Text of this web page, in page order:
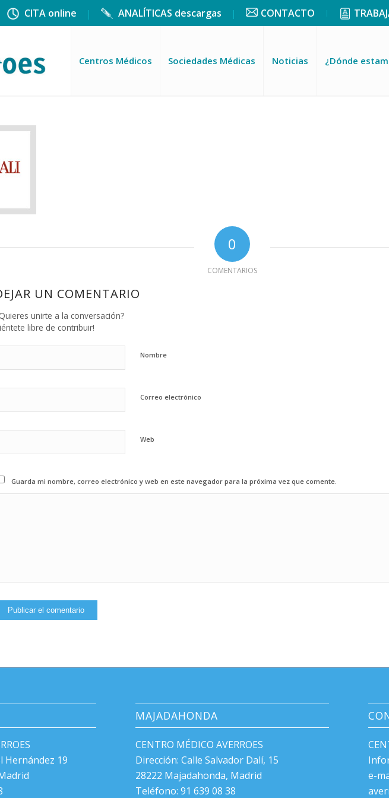
CITA online ANALÍTICAS descargas CONTACTO
Centros Médicos Sociedades Médicas Noticias ¿Dónde
0
COMENTARIOS
UN COMENTARIO
unirte a la conversación?
libre de contribuir!
Nombre
Correo electrónico
Web
Guarda mi nombre, correo electrónico y web en este navegador para la próxima vez que comente.
Hernández 19
MAJADAHONDA
CENTRO MÉDICO AVERROES
Dirección: Calle Salvador Dalí, 15
28222 Majadahonda, Madrid
Teléfono: 91 639 08 38
e-